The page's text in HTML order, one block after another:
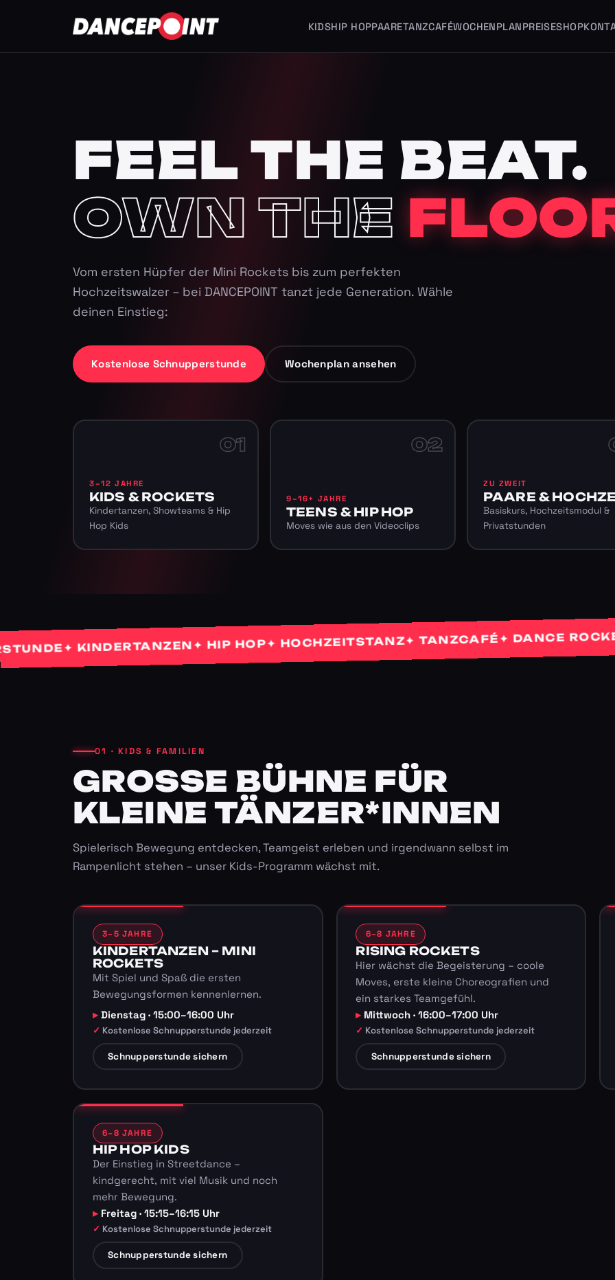
KIDSHIP HOPPAARETANZCAFÉWOCHENPLANPREISESHOP
FEEL THE BEAT.
OWN THE
Vom ersten Hüpfer der Mini Rockets bis zum perfekten
Hochzeitswalzer – bei DANCEPOINT tanzt jede Generation. Wähle
deinen Einstieg:
Kostenlose Schnupperstunde Wochenplan ansehen
01
3–12 JAHRE
KIDS & ROCKETS
Kindertanzen, Showteams & Hip
Hop Kids
02
9–16+ JAHRE
TEENS & HIP HOP
Moves wie aus den Videoclips
ZU ZWEIT
PAARE &
Basiskurs, Hochzeitsmodul &
Privatstunden
✦ KINDERTANZEN✦ HIP HOP✦ HOCHZEITSTANZ✦ TANZCAFÉ✦ DANCE ROCKETS✦
01 · KIDS & FAMILIEN
GROSSE BÜHNE FÜR K
LEINE TÄNZER*INNEN
Spielerisch Bewegung entdecken, Teamgeist erleben und irgendwann selbst im
Rampenlicht stehen – unser Kids-Programm wächst mit.
3–5 JAHRE
KINDERTANZEN – MINI
ROCKETS
Mit Spiel und Spaß die ersten
Bewegungsformen kennenlernen.
Dienstag · 15:00–16:00 Uhr
Kostenlose Schnupperstunde jederzeit
Schnupperstunde sichern
6–8 JAHRE
RISING ROCKETS
Hier wächst die Begeisterung – coole
Moves, erste kleine Choreografien und
ein starkes Teamgefühl.
Mittwoch · 16:00–17:00 Uhr
Kostenlose Schnupperstunde jederzeit
Schnupperstunde sichern
6–8 JAHRE
HIP HOP KIDS
Der Einstieg in Streetdance –
kindgerecht, mit viel Musik und noch
mehr Bewegung.
Freitag · 15:15–16:15 Uhr
Kostenlose Schnupperstunde jederzeit
Schnupperstunde sichern